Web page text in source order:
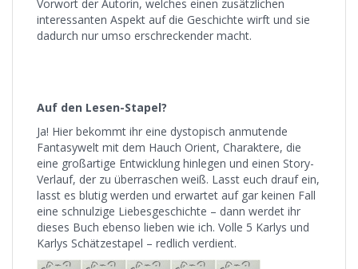
Vorwort der Autorin, welches einen zusätzlichen
interessanten Aspekt auf die Geschichte wirft und sie
dadurch nur umso erschreckender macht.
Auf den Lesen-Stapel?
Ja! Hier bekommt ihr eine dystopisch anmutende
Fantasywelt mit dem Hauch Orient, Charaktere, die
eine großartige Entwicklung hinlegen und einen Story-
Verlauf, der zu überraschen weiß. Lasst euch drauf ein,
lasst es blutig werden und erwartet auf gar keinen Fall
eine schnulzige Liebesgeschichte – dann werdet ihr
dieses Buch ebenso lieben wie ich. Volle 5 Karlys und
Karlys Schätzestapel – redlich verdient.